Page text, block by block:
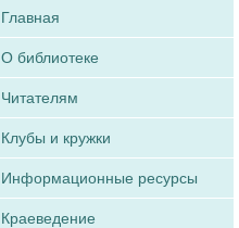
Главная
О библиотеке
Читателям
Клубы и кружки
Информационные ресурсы
Краеведение